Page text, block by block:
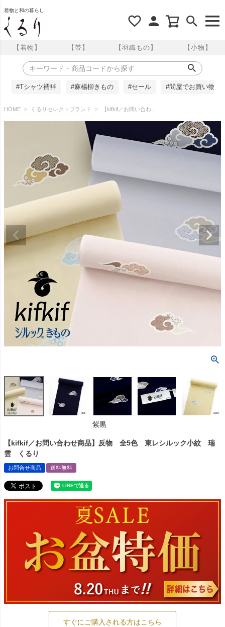
着物と和の暮らし
【着物】 【帯】 【羽織もの】 【小物】
#Tシャツ襦袢 #麻楊柳きもの #セール #問屋でお買い物
HOME くるりセレクトブランド 【kifkif／お問い合わせ商品】反物 全5色 東レシルック小紋 瑞雲 くるり
紫黒
【kifkif／お問い合わせ商品】反物 全5色 東レシルック小紋 瑞
雲 くるり
お問合せ商品 送料無料
すぐにご購入される方はこちら